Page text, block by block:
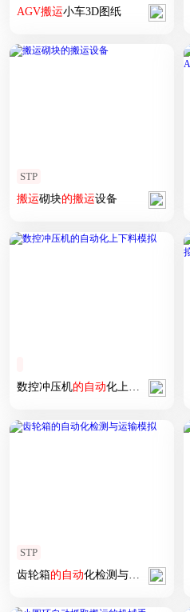
AGV搬运小车3D图纸
STP
搬运砌块的搬运设备
数控冲压机的自动化上下料 模拟
STP
齿轮箱的自动化检测与运输 模拟